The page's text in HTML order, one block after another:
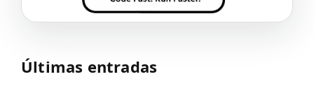
Últimas entradas